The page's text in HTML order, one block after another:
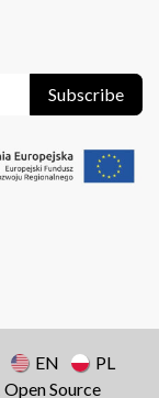
Subscribe
EN
PL
Open Source